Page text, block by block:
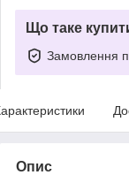
Що таке
Замовлення
Опис